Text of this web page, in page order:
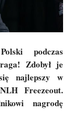
podczas
Zdobył je
najlepszy w
Freezeout.
nagrodę